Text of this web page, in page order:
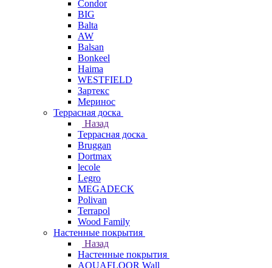
Condor
BIG
Balta
AW
Balsan
Bonkeel
Haima
WESTFIELD
Зартекс
Меринос
Террасная доска
Назад
Террасная доска
Bruggan
Dortmax
lecole
Legro
MEGADECK
Polivan
Terrapol
Wood Family
Настенные покрытия
Назад
Настенные покрытия
AQUAFLOOR Wall